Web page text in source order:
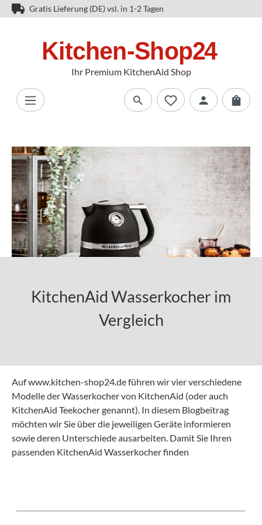
Gratis Lieferung (DE) vsl. in 1-2 Tagen
Ihr Premium KitchenAid Shop
KitchenAid Wasserkocher im
Vergleich
Auf www.kitchen-shop24.de führen wir vier verschiedene
Modelle der Wasserkocher von KitchenAid (oder auch
KitchenAid Teekocher genannt). In diesem Blogbeitrag
möchten wir Sie über die jeweiligen Geräte informieren
sowie deren Unterschiede ausarbeiten. Damit Sie Ihren
passenden KitchenAid Wasserkocher finden